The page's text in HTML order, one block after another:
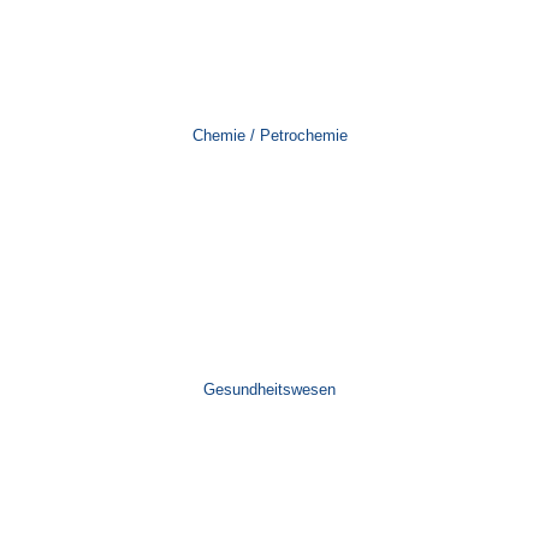
Chemie / Petrochemie
Gesundheitswesen